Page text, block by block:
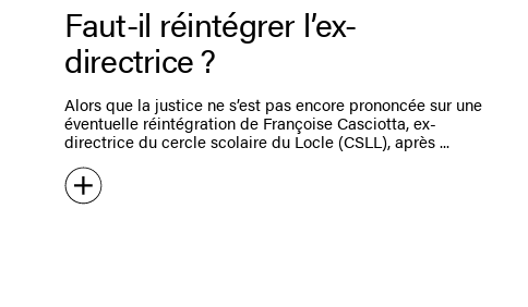
Faut-il réintégrer l’ex-
directrice ?
Alors que la justice ne s’est pas encore prononcée sur une
éventuelle réintégration de Françoise Casciotta, ex-
directrice du cercle scolaire du Locle (CSLL), après